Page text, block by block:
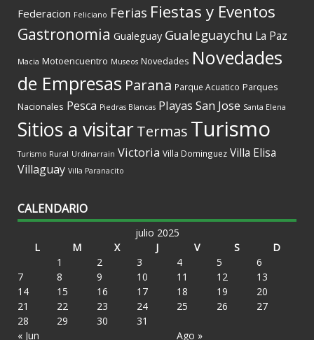
Federacion Feliciano Ferias Fiestas y Eventos
Gastronomia Gualeguay Gualeguaychu La Paz
Macia Motoencuentro Museos Novedades Novedades
de Empresas Parana Parque Acuatico Parques
Nacionales Pesca Piedras Blancas Playas San Jose Santa Elena
Sitios a visitarTermas Turismo
Turismo Rural Urdinarrain Victoria Villa Dominguez Villa Elisa
Villaguay Villa Paranacito
CALENDARIO
julio 2025
L
M X J V S D
« Jun Ago »
1 2 3 4 5
6
7
8 9 10 11 12
13
14
15 16 17 18 19
20
21
22 23 24 25 26
27
28
29 30 31